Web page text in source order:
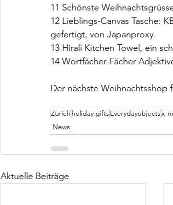
11 Schönste
12 Lieblings-Canvas Tasche:
gefertigt, von Japanproxy.
13 Hirali Kitchen Towel, ein
14 Wortfächer-Fächer
Der nächste Weihnachtsshop
Zurich holiday giftsEverydayobjectsx-
News
Aktuelle Beiträge